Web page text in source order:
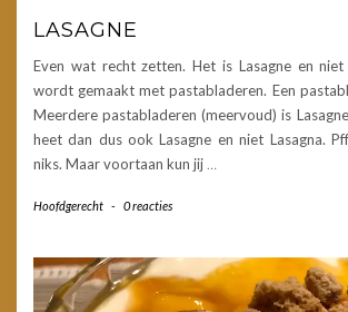
LASAGNE
Even wat recht zetten. Het is Lasagne en niet
wordt gemaakt met pastabladeren. Een
Meerdere pastabladeren (meervoud) is
heet dan dus ook Lasagne en niet Lasagna.
niks. Maar voortaan kun jij …
Hoofdgerecht - 0 reacties